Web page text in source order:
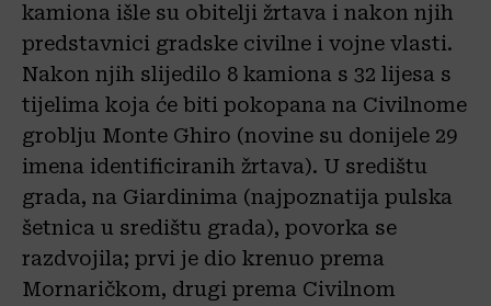
kamiona išle su obitelji žrtava i nakon njih
predstavnici gradske civilne i vojne vlasti.
Nakon njih slijedilo 8 kamiona s 32 lijesa s
tijelima koja će biti pokopana na Civilnome
groblju Monte Ghiro (novine su donijele 29
imena identificiranih žrtava). U središtu
grada, na Giardinima (najpoznatija pulska
šetnica u središtu grada), povorka se
razdvojila; prvi je dio krenuo prema
Mornaričkom, drugi prema Civilnom